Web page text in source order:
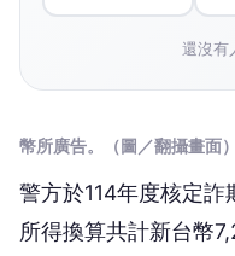
還沒有
幣所廣告。（圖／翻攝畫面）
警方於114年度核定
所得換算共計新台幣